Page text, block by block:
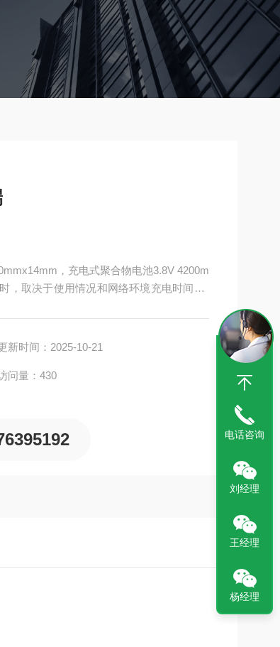
，充电式聚合物电池3.8V 4200m
，取决于使用情况和网络环境充电时间2-3
新时间：2025-10-21
问量：430
电话咨询
刘经理
王经理
杨经理